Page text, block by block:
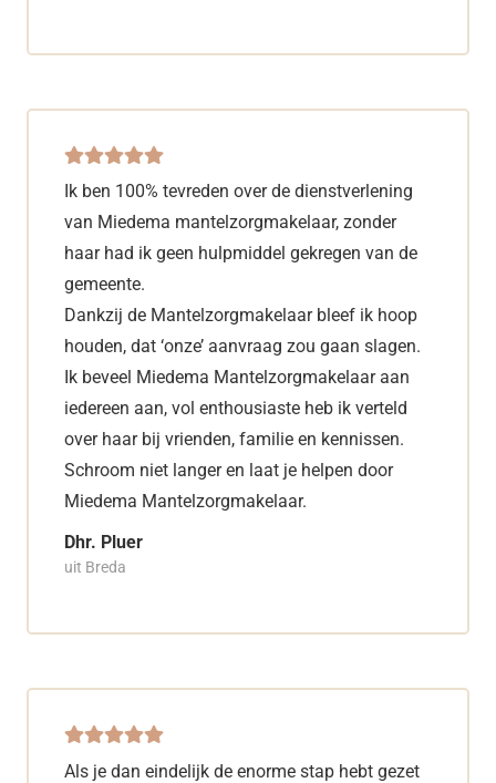
Ik ben 100% tevreden over de dienstverlening
van Miedema mantelzorgmakelaar, zonder
haar had ik geen hulpmiddel gekregen van de
gemeente.
Dankzij de Mantelzorgmakelaar bleef ik hoop
houden, dat ‘onze’ aanvraag zou gaan slagen.
Ik beveel Miedema Mantelzorgmakelaar aan
iedereen aan, vol enthousiaste heb ik verteld
over haar bij vrienden, familie en kennissen.
Schroom niet langer en laat je helpen door
Miedema Mantelzorgmakelaar.
Dhr. Pluer
uit Breda
Als je dan eindelijk de enorme stap hebt gezet